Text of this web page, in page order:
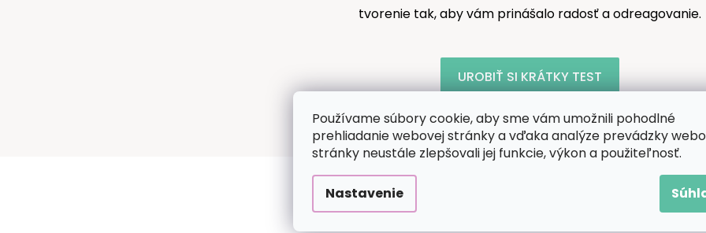
Používame súbory cookie, aby sme vám umožnili pohodlné
prehliadanie webovej stránky a vďaka analýze prevádzky
stránky neustále zlepšovali jej funkcie, výkon a použiteľnosť.
Nastavenie
tvorenie tak, aby vám prinášalo radosť a odreagovanie.
UROBIŤ SI KRÁTKY TEST